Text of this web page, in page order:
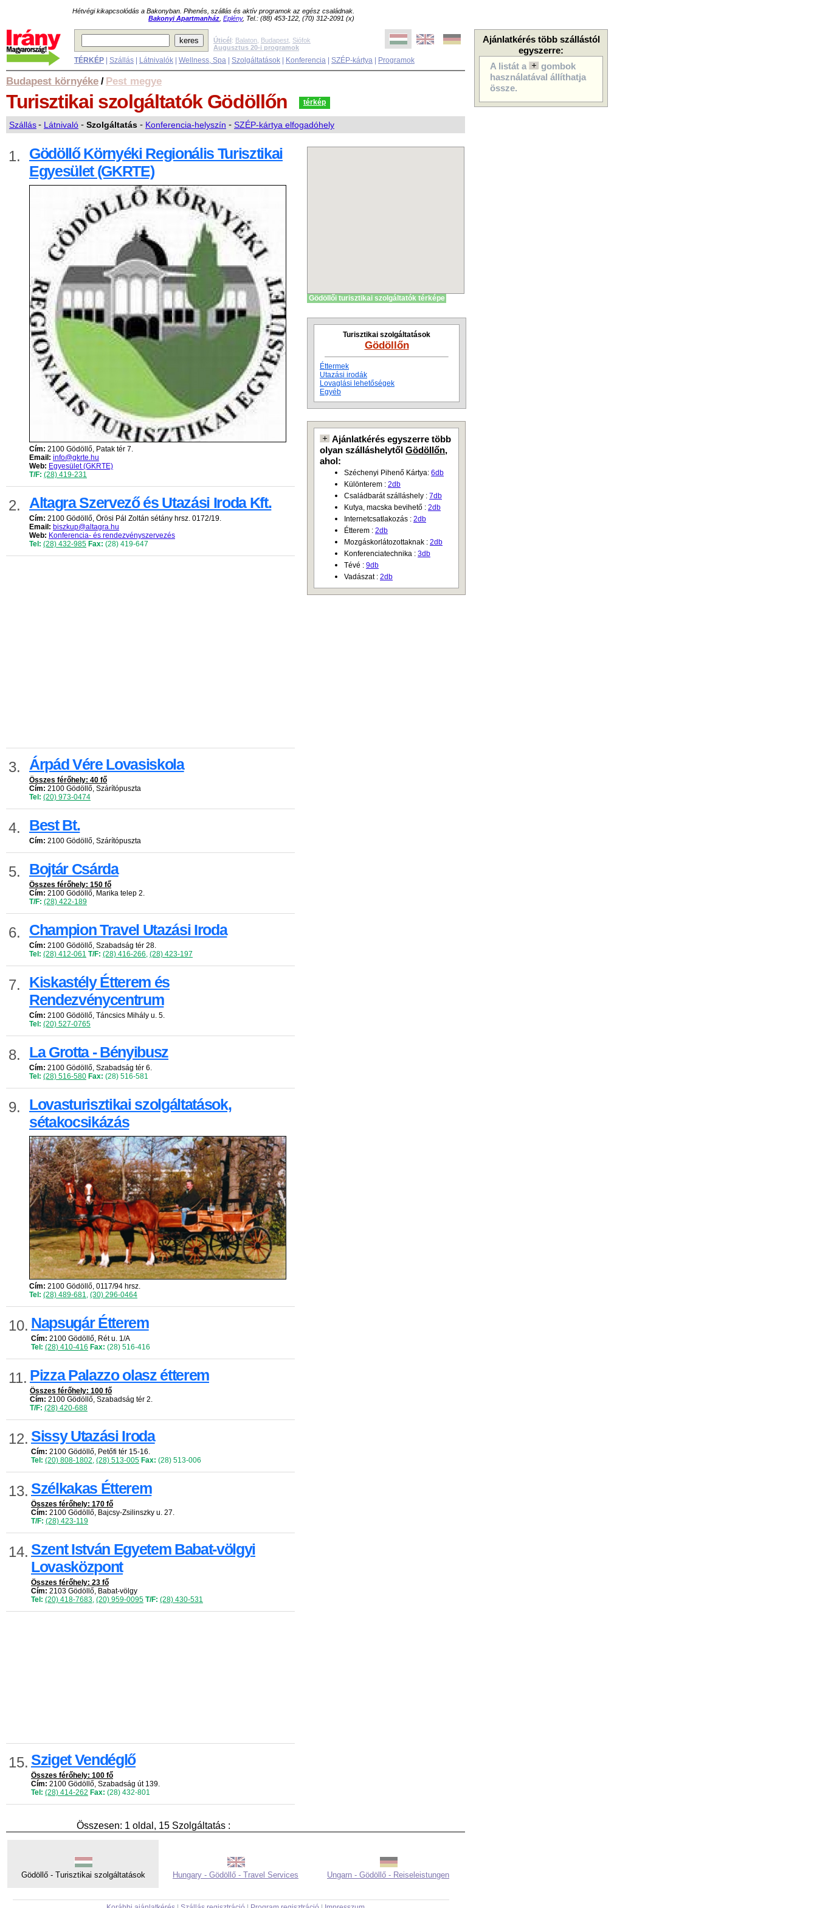
Hétvégi kikapcsolódás a Bakonyban. Pihenés, szállás és aktív programok az egész családnak.
Bakonyi Apartmanház Eplény, Tel.: (88) 453-122, (70) 312-2091 (x)
Ajánlatkérés több szállástól
egyszerre:
A listát a
gombok
használatával állíthatja
össze.
Úticél: Balaton Budapest Siófok
Augusztus 20-i programok
TÉRKÉP Szállás Látnivalók Wellness, Spa Szolgáltatások Konferencia SZÉP-kártya Programok
Budapest környéke / Pest megye
Turisztikai szolgáltatók Gödöllőn térkép
Szállás- Látnivaló - Szolgáltatás - Konferencia-helyszín - SZÉP-kártya elfogadóhely
1.
Gödöllő Környéki Regionális Turisztikai
Egyesület (GKRTE)
Cím: 2100 Gödöllő, Patak tér 7.
Email: info@gkrte.hu
Web: Egyesület (GKRTE)
T/F: (28) 419-231
2. Altagra Szervező és Utazási Iroda Kft.
Cím: 2100 Gödöllő, Örösi Pál Zoltán sétány hrsz. 0172/19.
Email: biszkup@altagra.hu
Web: Konferencia- és rendezvényszervezés
Tel: (28) 432-985 Fax: (28) 419-647
3. Árpád Vére Lovasiskola
Összes férőhely: 40 fő
Cím: 2100 Gödöllő, Szárítópuszta
Tel: (20) 973-0474
4. Best Bt.
Cím: 2100 Gödöllő, Szárítópuszta
5. Bojtár Csárda
Összes férőhely: 150 fő
Cím: 2100 Gödöllő, Marika telep 2.
T/F: (28) 422-189
6. Champion Travel Utazási Iroda
Cím: 2100 Gödöllő, Szabadság tér 28.
Tel: (28) 412-061 T/F: (28) 416-266, (28) 423-197
7.
Kiskastély Étterem és
Rendezvénycentrum
Cím: 2100 Gödöllő, Táncsics Mihály u. 5.
Tel: (20) 527-0765
8. La Grotta - Bényibusz
Cím: 2100 Gödöllő, Szabadság tér 6.
Tel: (28) 516-580 Fax: (28) 516-581
9.
Lovasturisztikai szolgáltatások,
sétakocsikázás
Cím: 2100 Gödöllő, 0117/94 hrsz.
Tel: (28) 489-681 (30) 296-0464
10. Napsugár Étterem
Cím: 2100 Gödöllő, Rét u. 1/A
Tel: (28) 410-416 Fax: (28) 516-416
11. Pizza Palazzo olasz étterem
Összes férőhely: 100 fő
Cím: 2100 Gödöllő, Szabadság tér 2.
T/F: (28) 420-688
12. Sissy Utazási Iroda
Cím: 2100 Gödöllő, Petőfi tér 15-16.
Tel: (20) 808-1802, (28) 513-005 Fax: (28) 513-006
13. Szélkakas Étterem
Összes férőhely: 170 fő
Cím: 2100 Gödöllő, Bajcsy-Zsilinszky u. 27.
T/F: (28) 423-119
14. Szent István Egyetem Babat-völgyi
Lovasközpont
Összes férőhely: 23 fő
Cím: 2103 Gödöllő, Babat-völgy
Tel: (20) 418-7683, (20) 959-0095 T/F: (28) 430-531
15. Sziget Vendéglő
Összes férőhely: 100 fő
Cím: 2100 Gödöllő, Szabadság út 139.
Tel: (28) 414-262 Fax: (28) 432-801
Összesen: 1 oldal, 15 Szolgáltatás :
Gödöllői turisztikai szolgáltatók térképe
Turisztikai szolgáltatások
Gödöllőn
Éttermek
Utazási irodák
Lovaglási lehetőségek
Egyéb
Ajánlatkérés egyszerre több
olyan szálláshelytől Gödöllőn,
ahol:
Széchenyi Pihenő Kártya: 6db
Különterem : 2db
Családbarát szálláshely : 7db
Kutya, macska bevihető : 2db
Internetcsatlakozás : 2db
Étterem : 2db
Mozgáskorlátozottaknak : 2db
Konferenciatechnika : 3db
Tévé : 9db
Vadászat : 2db
Gödöllő - Turisztikai szolgáltatások Hungary - Gödöllő - Travel Services Ungarn - Gödöllő - Reiseleistungen